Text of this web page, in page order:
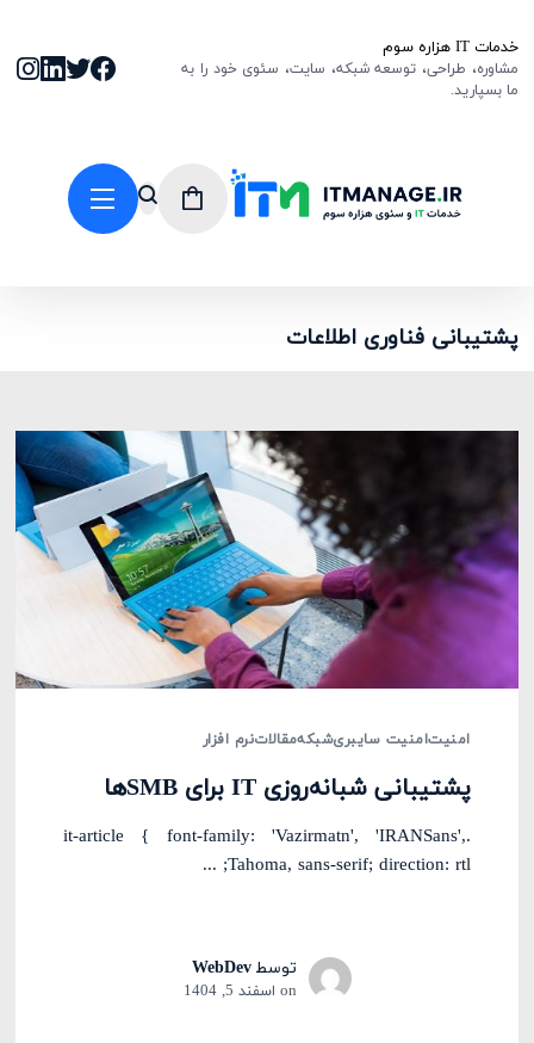
خدمات IT هزاره سوم
مشاوره، طراحی، توسعه شبکه، سایت، سئوی خود را به
ما بسپارید.
پشتیبانی فناوری اطلاعات
امنیتامنیت سایبریشبکهمقالاتنرم افزار
پشتیبانی شبانه‌روزی IT برای SMBها
.it-article { font-family: 'Vazirmatn', 'IRANSans',
Tahoma, sans-serif; direction: rtl; ...
توسطWebDev
on اسفند 5, 1404